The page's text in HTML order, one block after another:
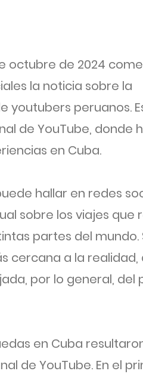
octubre de 2024
la noticia sobre la
youtubers peruanos.
de YouTube, donde
en Cuba.
hallar en redes
sobre los viajes que
partes del mundo.
cercana a la realidad,
por lo general, del
en Cuba
de YouTube. En el